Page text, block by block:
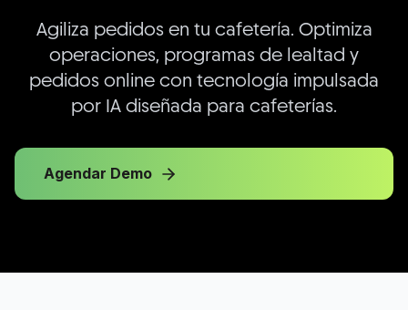
Agiliza pedidos en tu cafetería. Optimiza
operaciones, programas de lealtad y
pedidos online con tecnología impulsada
por IA diseñada para cafeterías.
Agendar Demo